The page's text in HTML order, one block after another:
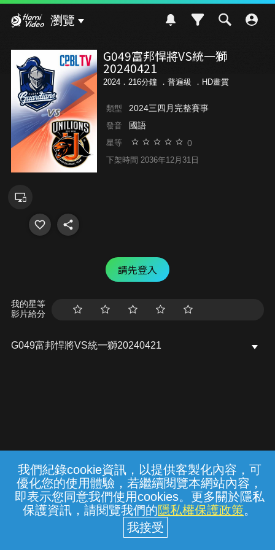
我們紀錄cookie資訊，以提供客製化內容，可
優化您的使用體驗，若繼續閱覽本網站內容，
即表示您同意我們使用cookies。更多關於隱私
保護資訊，請閱覽我們的隱私權保護政策。
瀏覽
G049富邦悍將VS統一獅
20240421
2024．216分鐘 ． 普遍級 ．HD畫質
類型 2024三四月完整賽事
發音 國語
星等 0
下架時間 2036年12月31日
請先登入
我的星等
影片給分
G049富邦悍將VS統一獅20240421
常見問題 線上客服 服務條款 隱私權保護
中華電信股份有限公司個人家庭分公司
(統一編號：96979949) © 2026
{{notifyMsg}}